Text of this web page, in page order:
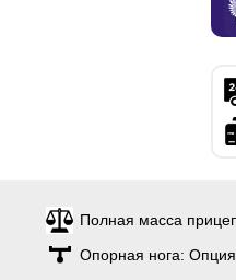
Полная масса
Опорная нога: Опция